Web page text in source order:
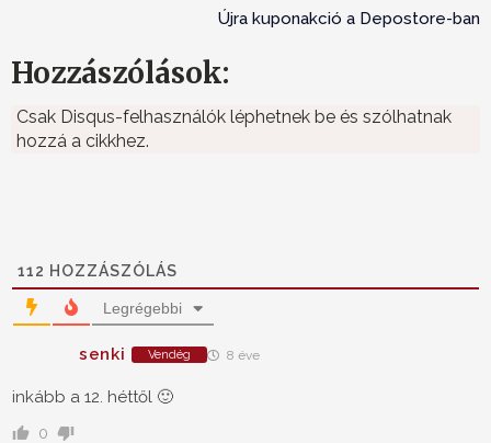
Újra kuponakció a Depostore-ban
Hozzászólások:
Csak Disqus-felhasználók léphetnek be és szólhatnak
hozzá a cikkhez.
112 HOZZÁSZÓLÁS
Legrégebbi
senki Vendég 8 éve
inkább a 12. héttől 🙂
0